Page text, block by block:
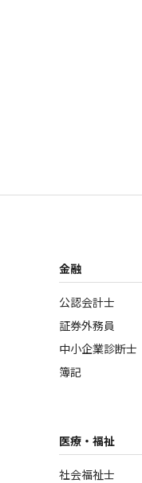
金融
公認会計士
証券外務員
中小企業診断士
簿記
医療・福祉
社会福祉士